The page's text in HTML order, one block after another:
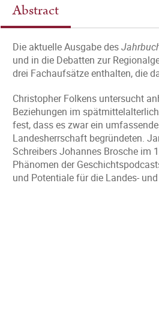
Abstract
Die aktuelle Ausgabe des
und in die Debatten zur
drei Fachaufsätze enthalten, die
Christopher Folkens untersucht
Beziehungen im
fest, dass es zwar ein
Landesherrschaft begründeten.
Schreibers Johannes Brosche im
Phänomen der
und Potentiale für die Landes-